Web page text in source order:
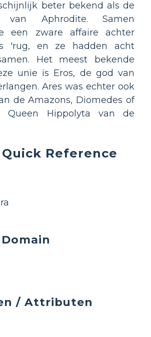
beter bekend als de
van Aphrodite. Samen
een zware affaire achter
'rug, en ze hadden acht
Het meest bekende
unie is Eros, de god van
Ares was echter ook
de Amazons, Diomedes of
Queen Hippolyta van de
Reference
/ Attributen